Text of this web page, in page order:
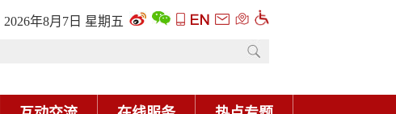
2026年8月7日 星期五